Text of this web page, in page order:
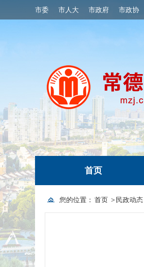
市委 市人大 市政府 市政协
首页
您的位置： 首页 > 民政动态